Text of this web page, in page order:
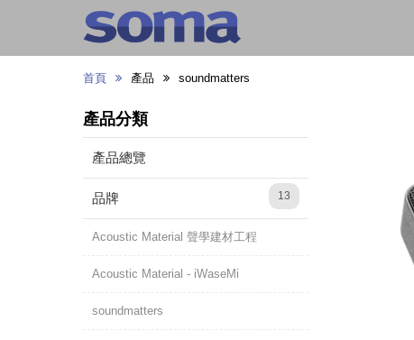
首頁 產品 soundmatters
產品分類
產品總覽
品牌 13
Acoustic Material 聲學建材工程
Acoustic Material - iWaseMi
soundmatters